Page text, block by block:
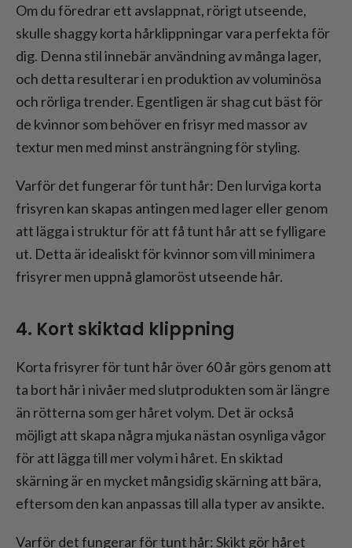
Om du föredrar ett avslappnat, rörigt utseende,
skulle shaggy korta hårklippningar vara perfekta för
dig. Denna stil innebär användning av många lager,
och detta resulterar i en produktion av voluminösa
och rörliga trender. Egentligen är shag cut bäst för
de kvinnor som behöver en frisyr med massor av
textur men med minst ansträngning för styling.
Varför det fungerar för tunt hår: Den lurviga korta
frisyren kan skapas antingen med lager eller genom
att lägga i struktur för att få tunt hår att se fylligare
ut. Detta är idealiskt för kvinnor som vill minimera
frisyrer men uppnå glamoröst utseende hår.
4. Kort skiktad klippning
Korta frisyrer för tunt hår över 60 år görs genom att
ta bort hår i nivåer med slutprodukten som är längre
än rötterna som ger håret volym. Det är också
möjligt att skapa några mjuka nästan osynliga vågor
för att lägga till mer volym i håret. En skiktad
skärning är en mycket mångsidig skärning att bära,
eftersom den kan anpassas till alla typer av ansikte.
Varför det fungerar för tunt hår: Skikt gör håret